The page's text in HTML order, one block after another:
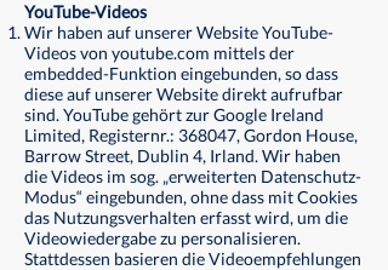
YouTube-Videos
Wir haben auf unserer Website YouTube-
Videos von youtube.com mittels der
embedded-Funktion eingebunden, so dass
diese auf unserer Website direkt aufrufbar
sind. YouTube gehört zur Google Ireland
Limited, Registernr.: 368047, Gordon House,
Barrow Street, Dublin 4, Irland. Wir haben
die Videos im sog. „erweiterten Datenschutz-
Modus“ eingebunden, ohne dass mit Cookies
das Nutzungsverhalten erfasst wird, um die
Videowiedergabe zu personalisieren.
Stattdessen basieren die Videoempfehlungen